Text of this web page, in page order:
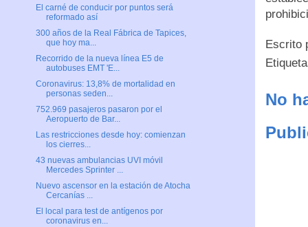
Escrito
No
El carné de conducir por puntos será
reformado así
300 años de la Real Fábrica de Tapices,
que hoy ma...
Recorrido de la nueva línea E5 de
autobuses EMT 'E...
Coronavirus: 13,8% de mortalidad en
personas seden...
752.969 pasajeros pasaron por el
Aeropuerto de Bar...
Las restricciones desde hoy: comienzan
los cierres...
43 nuevas ambulancias UVI móvil
Mercedes Sprinter ...
Nuevo ascensor en la estación de Atocha
Cercanías ...
El local para test de antígenos por
coronavirus en...